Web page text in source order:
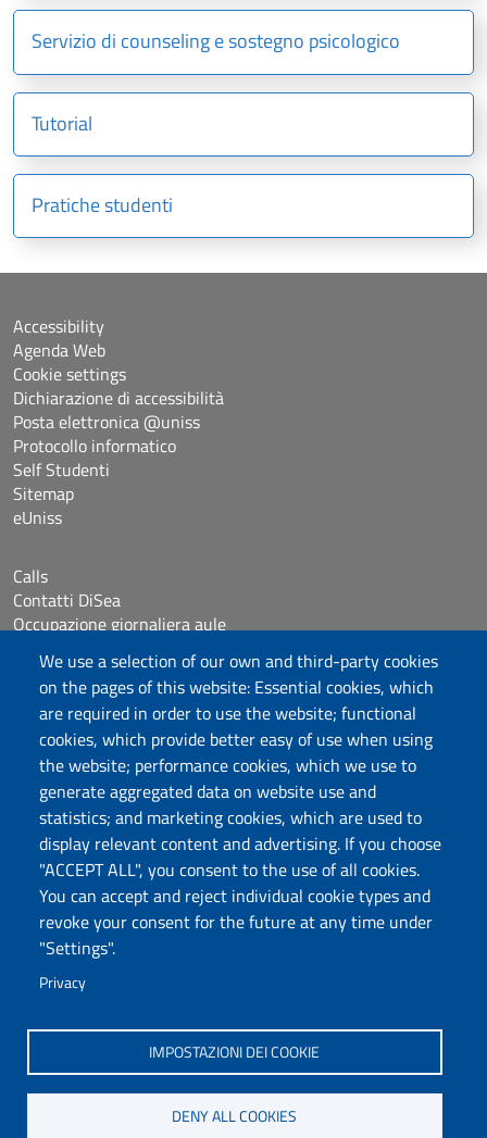
We use a selection of our own and third-party cookies
on the pages of this website: Essential cookies, which
are required in order to use the website; functional
cookies, which provide better easy of use when using
the website; performance cookies, which we use to
generate aggregated data on website use and
statistics; and marketing cookies, which are used to
display relevant content and advertising. If you choose
"ACCEPT ALL", you consent to the use of all cookies.
You can accept and reject individual cookie types and
revoke your consent for the future at any time under
"Settings".
Privacy
IMPOSTAZIONI DEI COOKIE
DENY ALL COOKIES
Servizio di counseling e sostegno psicologico
Tutorial
Pratiche studenti
Università degli Studi di Sassari
Dipartimento di Scienze Economiche e Aziendali
Via Muroni 25, 07100 Sassari
Tel: +39 079 213001
Fax: +39 079 213002
E-mail: disea@uniss.it
PEC: dip.scienze.economiche.aziendali@pec.uniss.it
Coordinate GPS
Accessibility
Agenda Web
Cookie settings
Dichiarazione di accessibilità
Posta elettronica @uniss
Protocollo informatico
Self Studenti
Sitemap
eUniss
Calls
Contatti DiSea
Occupazione giornaliera aule
Prenotazione Sala riunioni
Follow us